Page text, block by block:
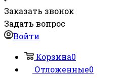
Заказать звонок
Задать вопрос
Войти
Корзина0
Отложенные0